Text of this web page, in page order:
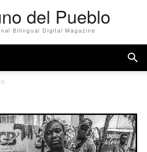
del Pueblo
Bilingual Digital Magazine